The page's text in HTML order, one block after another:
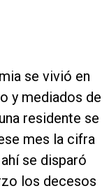
se vivió en
y mediados de
residente se
mes la cifra
se disparó
los decesos